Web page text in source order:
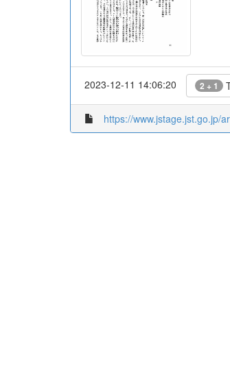
2023-12-11 14:06:20 2 + 1
https://www.jstage.jst.go.jp/